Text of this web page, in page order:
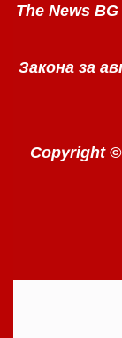
The News
Закона за
Copyright ©